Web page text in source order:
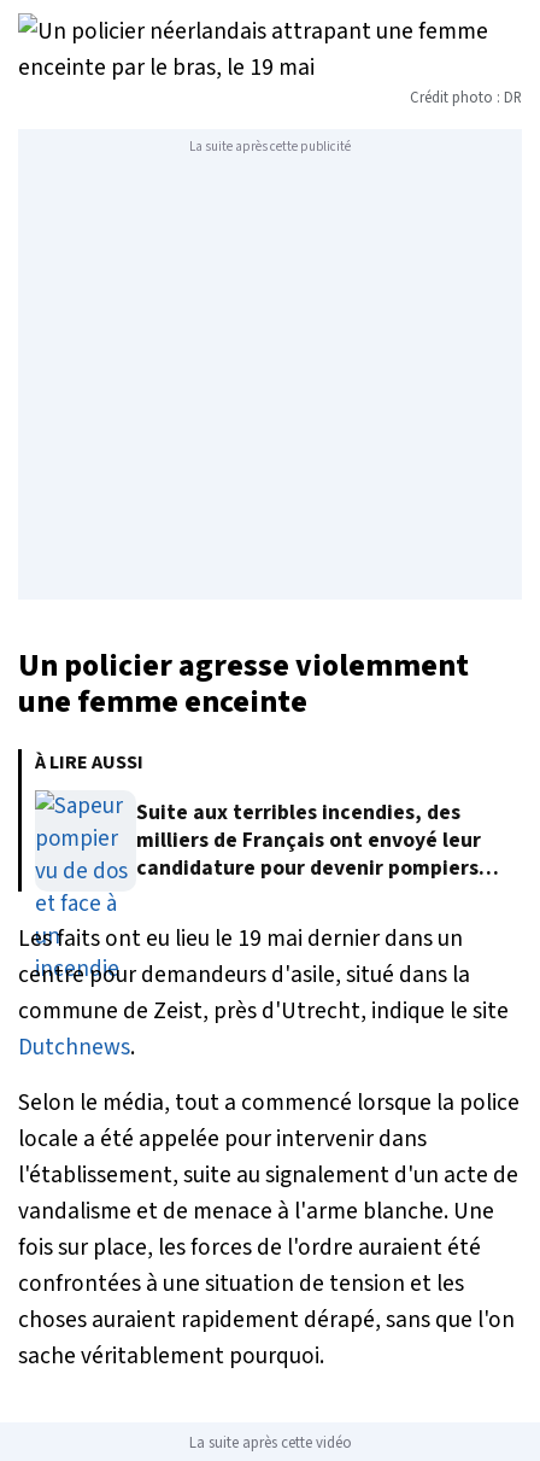
Crédit photo : DR
La suite après cette publicité
Un policier agresse violemment
une femme enceinte
À LIRE AUSSI
Suite aux terribles incendies, des
milliers de Français ont envoyé leur
candidature pour devenir pompiers
Les faits ont eu lieu le 19 mai dernier dans un
centre pour demandeurs d'asile, situé dans la
commune de Zeist, près d'Utrecht, indique le site
Dutchnews.
Selon le média, tout a commencé lorsque la police
locale a été appelée pour intervenir dans
l'établissement, suite au signalement d'un acte de
vandalisme et de menace à l'arme blanche. Une
fois sur place, les forces de l'ordre auraient été
confrontées à une situation de tension et les
choses auraient rapidement dérapé, sans que l'on
sache véritablement pourquoi.
La suite après cette vidéo